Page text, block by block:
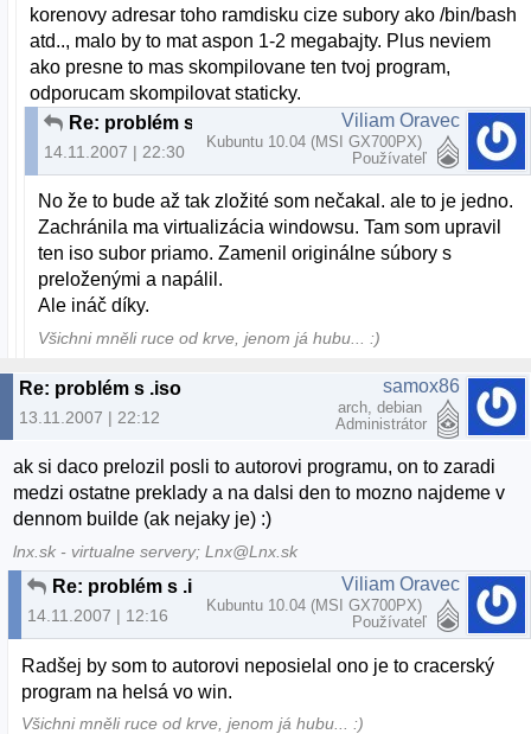
korenovy adresar toho ramdisku cize subory ako /bin/bash
atd.., malo by to mat aspon 1-2 megabajty. Plus neviem
ako presne to mas skompilovane ten tvoj program,
odporucam skompilovat staticky.
Re: problém s .iso
14.11.2007 | 22:30
Viliam Oravec
Kubuntu 10.04 (MSI GX700PX)
Používateľ
No že to bude až tak zložité som nečakal. ale to je jedno.
Zachránila ma virtualizácia windowsu. Tam som upravil
ten iso subor priamo. Zamenil originálne súbory s
preloženými a napálil.
Ale ináč díky.
Všichni mněli ruce od krve, jenom já hubu... :)
Re: problém s .iso
13.11.2007 | 22:12
samox86
arch, debian
Administrátor
ak si daco prelozil posli to autorovi programu, on to zaradi
medzi ostatne preklady a na dalsi den to mozno najdeme v
dennom builde (ak nejaky je) :)
lnx.sk - virtualne servery; Lnx@Lnx.sk
Re: problém s .iso
14.11.2007 | 12:16
Viliam Oravec
Kubuntu 10.04 (MSI GX700PX)
Používateľ
Radšej by som to autorovi neposielal ono je to cracerský
program na helsá vo win.
Všichni mněli ruce od krve, jenom já hubu... :)